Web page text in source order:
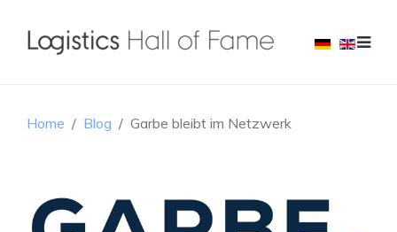
Home Blog Garbe bleibt im Netzwerk